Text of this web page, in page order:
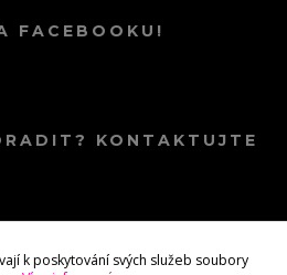
FACEBOOKU!
KONTAKTUJTE
k poskytování svých služeb soubory